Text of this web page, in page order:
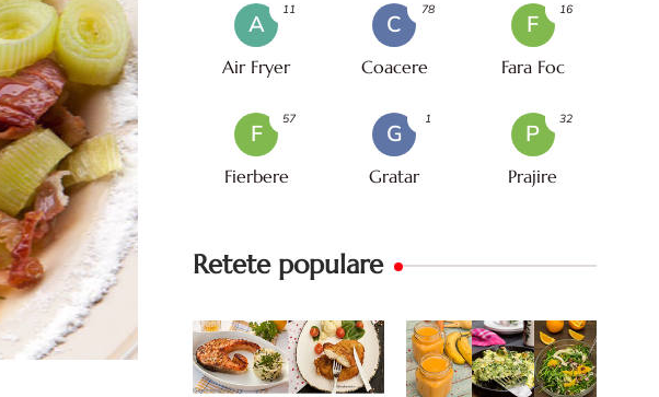
A
Air Fryer
11
C
Coacere
78
F
Fara Foc
16
F
Fierbere
57
G
Gratar
1
P
Prajire
32
Retete populare